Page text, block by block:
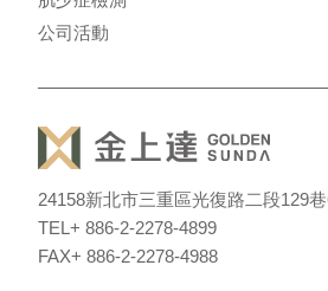
公司活動
24158新北市三重區光復路二段129
TEL + 886-2-2278-4899
FAX+ 886-2-2278-4988